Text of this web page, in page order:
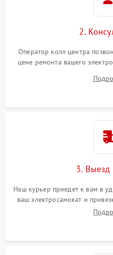
2.
Оператор колл центра
цене ремонта вашего
3. Выезд
Наш курьер приедет к вам в
ваш электросамокат и